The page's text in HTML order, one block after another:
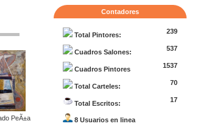
PeÃ±a
Contadores
Total Pintores: 239
Cuadros Salones: 537
Cuadros Pintores 1537
Total Carteles: 70
Total Escritos: 17
8 Usuarios en linea